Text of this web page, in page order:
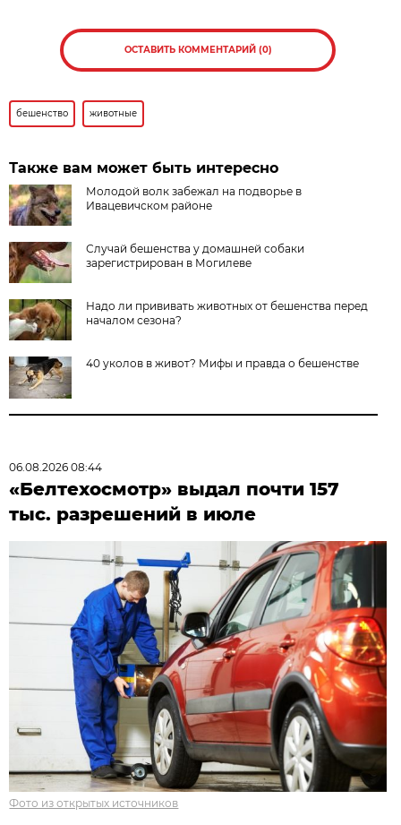
ОСТАВИТЬ КОММЕНТАРИЙ (0)
бешенство животные
Также вам может быть интересно
Молодой волк забежал на подворье в
Ивацевичском районе
Случай бешенства у домашней собаки
зарегистрирован в Могилеве
Надо ли прививать животных от бешенства перед
началом сезона?
40 уколов в живот? Мифы и правда о бешенстве
06.08.2026 08:44
«Белтехосмотр» выдал почти 157
тыс. разрешений в июле
Фото из открытых источников